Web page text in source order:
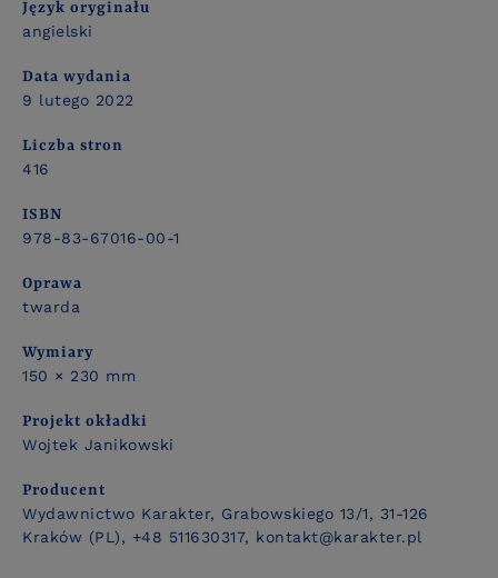
Język oryginału
angielski
Data wydania
9 lutego 2022
Liczba stron
416
ISBN
978-83-67016-00-1
Oprawa
twarda
Wymiary
150 × 230 mm
Projekt okładki
Wojtek Janikowski
Producent
Wydawnictwo Karakter, Grabowskiego 13/1, 31-126
Kraków (PL), +48 511630317, kontakt@karakter.pl